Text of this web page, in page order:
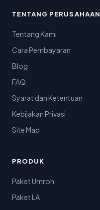
TENTANG PERUSAHAAN
Tentang Kami
Cara Pembayaran
Blog
FAQ
Syarat dan Ketentuan
Kebijakan Privasi
Site Map
PRODUK
Paket Umroh
Paket LA